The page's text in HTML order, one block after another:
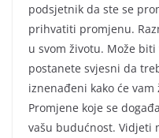
podsjetnik da ste se
prihvatiti promjenu.
u svom životu. Može
postanete svjesni da
iznenađeni kako će
Promjene koje se
vašu budućnost. Vidjeti